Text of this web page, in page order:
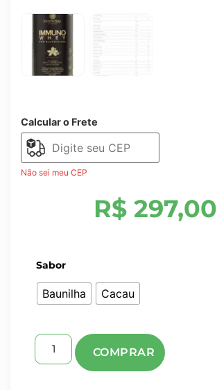
Calcular o Frete
Não sei meu CEP
R$ 297,00
Sabor
Baunilha Cacau